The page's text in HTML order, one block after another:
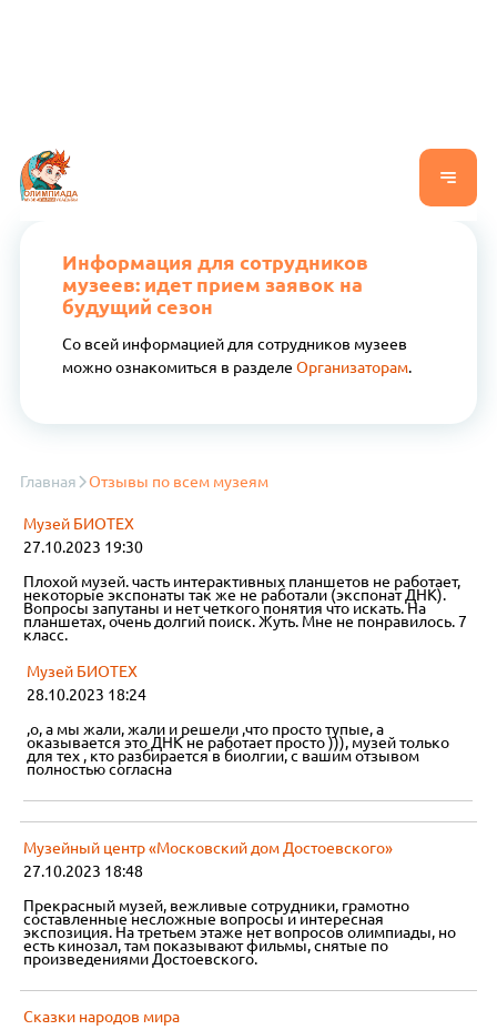
Информация для сотрудников
музеев: идет прием заявок на
будущий сезон
Со всей информацией для сотрудников музеев
можно ознакомиться в разделе Организаторам.
Главная Отзывы по всем музеям
Музей БИОТЕХ
27.10.2023 19:30
Плохой музей. часть интерактивных планшетов не работает,
некоторые экспонаты так же не работали (экспонат ДНК).
Вопросы запутаны и нет четкого понятия что искать. На
планшетах, очень долгий поиск. Жуть. Мне не понравилось. 7
класс.
Музей БИОТЕХ
28.10.2023 18:24
,о, а мы жали, жали и решели ,что просто тупые, а
оказывается это ДНК не работает просто ))), музей только
для тех , кто разбирается в биолгии, с вашим отзывом
полностью согласна
Музейный центр «Московский дом Достоевского»
27.10.2023 18:48
Прекрасный музей, вежливые сотрудники, грамотно
составленные несложные вопросы и интересная
экспозиция. На третьем этаже нет вопросов олимпиады, но
есть кинозал, там показывают фильмы, снятые по
произведениями Достоевского.
Сказки народов мира